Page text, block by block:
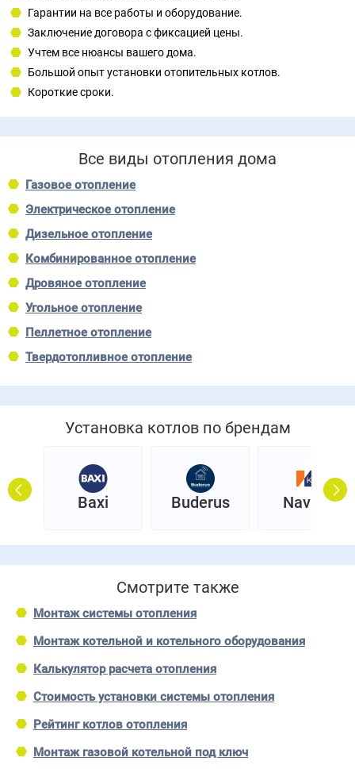
Гарантии на все работы и оборудование.
Заключение договора с фиксацией цены.
Учтем все нюансы вашего дома.
Большой опыт установки отопительных котлов.
Короткие сроки.
Все виды отопления дома
Газовое отопление
Электрическое отопление
Дизельное отопление
Комбинированное отопление
Дровяное отопление
Угольное отопление
Пеллетное отопление
Твердотопливное отопление
Установка котлов по брендам
Baxi Buderus Navien
Prev Next
Смотрите также
Монтаж системы отопления
Монтаж котельной и котельного оборудования
Калькулятор расчета отопления
Стоимость установки системы отопления
Рейтинг котлов отопления
Монтаж газовой котельной под ключ